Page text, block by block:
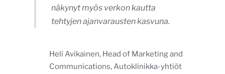
näkynyt myös verkon kautta
tehtyjen ajanvarausten kasvuna.
Heli Avikainen, Head of Marketing and
Communications, Autoklinikka-yhtiöt